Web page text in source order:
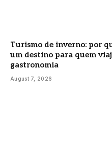
Turismo de inverno: por
um destino para quem
gastronomia
August 7, 2026